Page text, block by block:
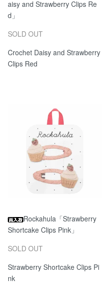
aisy and Strawberry Clips Re
d」
SOLD OUT
Crochet Daisy and Strawberry
Clips Red
Rockahula「Strawberry
Shortcake Clips Pink」
SOLD OUT
Strawberry Shortcake Clips Pi
nk